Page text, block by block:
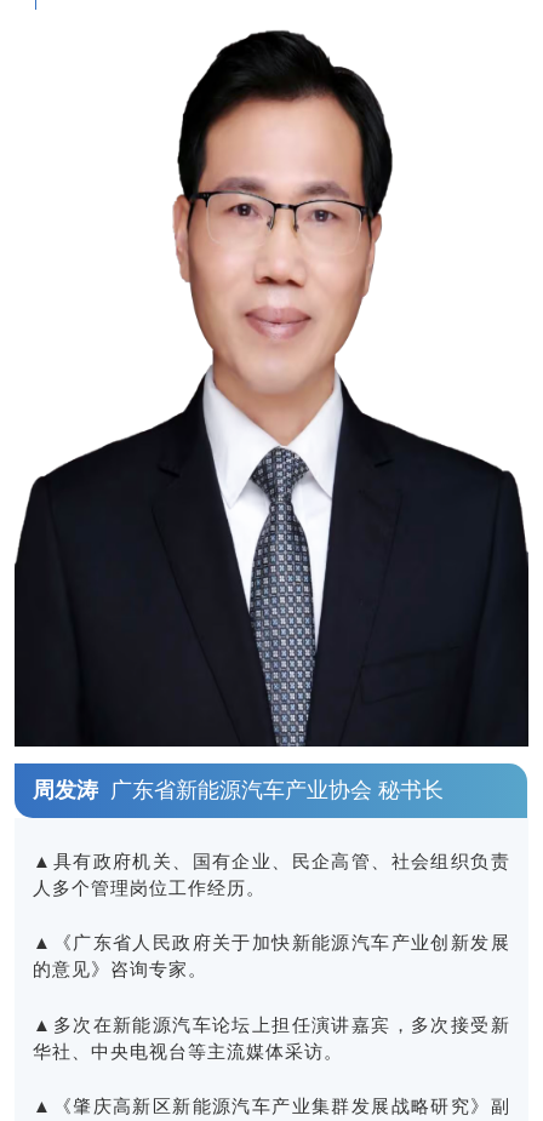
周发涛广东省新能源汽车产业协会 秘书长
▲具有政府机关、国有企业、民企高管、社会组织负责
人多个管理岗位工作经历。
▲《广东省人民政府关于加快新能源汽车产业创新发展
的意见》咨询专家。
▲多次在新能源汽车论坛上担任演讲嘉宾，多次接受新
华社、中央电视台等主流媒体采访。
▲ 《肇庆高新区新能源汽车产业集群发展战略研究》 副